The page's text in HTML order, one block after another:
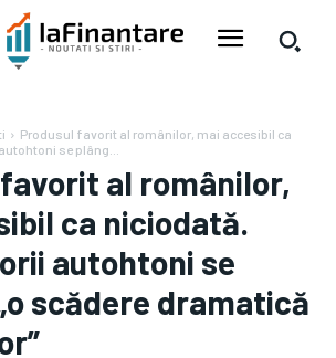
Produsul favorit al românilor, mai accesibil ca
se plâng...
al românilor,
ca niciodată.
autohtoni se
scădere dramatică